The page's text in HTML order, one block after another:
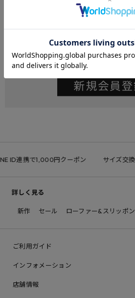
ID連携で1,000円クーポン サイズ交換
詳しく見る
新作 セール ローファー&スリッポン
ご利用ガイド
インフォメーション
店舗情報